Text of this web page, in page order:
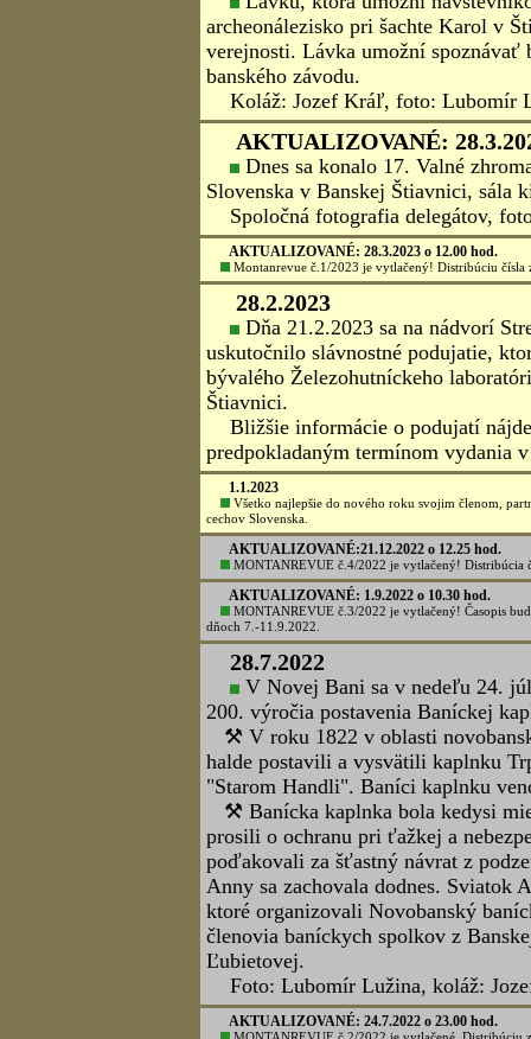
7.11.2024
Vyšlo č.3/2024 časopisu MONTANREVUE!
AKTUALIZOVANÉ: 26.6.2024 o 8.30 hod.
Vyšlo č.2/2024 časopisu MONTANREVUE!
AKTUALIZOVANÉ: 3.5.2024 o 13:45 hod.
Vyšlo č.1/2024 MONTANREVUE!Distribúciu
v Banskej Štiavnici.
20.4.2024
⚒28. setkání hornických a
Organizátori 28. setkání hornických
v Jílovém u Prahy v Stredočeskom
a ďalšie podrobnosti na špeciálnej
AKTUALIZOVANÉ: 18.1.2024 o 22:30 hod.
Vyšlo č.4/2023 časopisu Montanrevue. Distribúciu
AKTUALIZOVANÉ: 10.11.2023 o 12.30 hod.
Časopis MONTANREVUE č.3/2023 je vytlačený.
AKTUALIZOVANÉ: 26.7.2023 o 11.30 hod.
Vyšlo č.2/2023 časopisu MONTANREVUE.
v Banskej Štiavnici.
2.7.2023
V roku 2023 oslavuje Banskoštiavnicko-hodrušský
prezentáciu jeho doterajšej činnosti.
Kliknite -TU.
13.4.2023
Lávku, ktorá umožní
archeonálezisko pri šachte Karol v
verejnosti. Lávka umožní spoznávať
banského závodu.
Koláž: Jozef Kráľ, foto: Lubomír
AKTUALIZOVANÉ:
Dnes sa konalo 17. Valné
Slovenska v Banskej Štiavnici, sála
Spoločná fotografia delegátov,
AKTUALIZOVANÉ: 28.3.2023 o 12.00 hod.
Montanrevue č.1/2023 je vytlačený! Distribúciu čísla
28.2.2023
Dňa 21.2.2023 sa na nádvorí
uskutočnilo slávnostné podujatie,
bývalého Železohutníckeho
Štiavnici.
Bližšie informácie o podujatí
predpokladaným termínom vydania